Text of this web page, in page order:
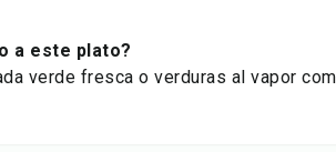
a este plato?
verde fresca o verduras al vapor